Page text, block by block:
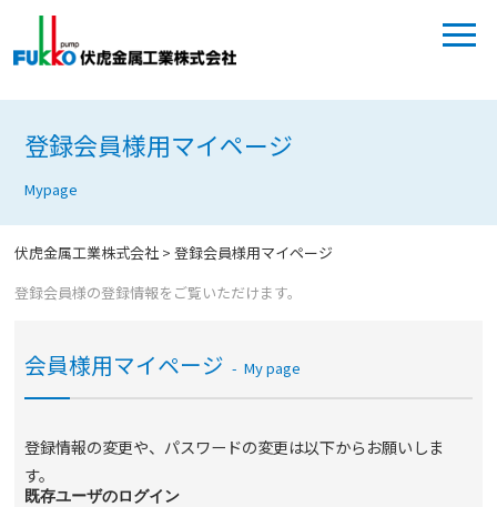
登録会員様用マイページ
Mypage
伏虎金属工業株式会社 >登録会員様用マイページ
登録会員様の登録情報をご覧いただけます。
会員様用マイページ My page
登録情報の変更や、パスワードの変更は以下からお願いしま
す。
既存ユーザのログイン